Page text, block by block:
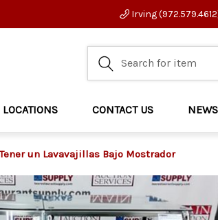
Irving
LOCATIONS CONTACT US
un Lavavajillas Bajo Mostrador